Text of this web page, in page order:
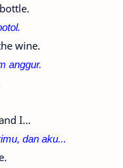
wine.
anggur.
I...
dan aku...